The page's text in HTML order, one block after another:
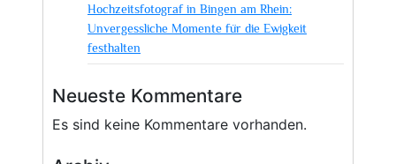
Hochzeitsfotograf in Bingen am Rhein:
Unvergessliche Momente für die Ewigkeit
festhalten
Neueste Kommentare
Es sind keine Kommentare vorhanden.